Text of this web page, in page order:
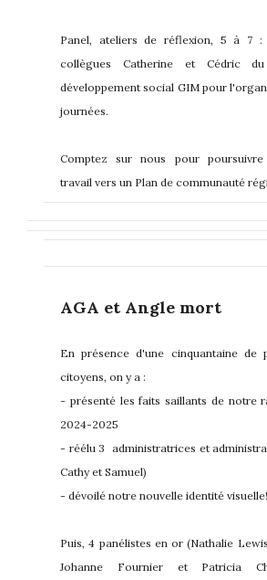
Panel, ateliers de réflexion, 5 à 7
collègues Catherine et Cédric
développement social GIM pour
journées.
Comptez sur nous pour
travail vers un Plan de communauté
AGA et Angle mort
En présence d'une cinquantaine de
citoyens, on y a :
- présenté les faits saillants de notre
2024-2025
- réélu 3 administratrices et
Cathy et Samuel)
- dévoilé notre nouvelle identité visuelle!
Puis, 4 panélistes en or (Nathalie
Johanne Fournier et Patricia